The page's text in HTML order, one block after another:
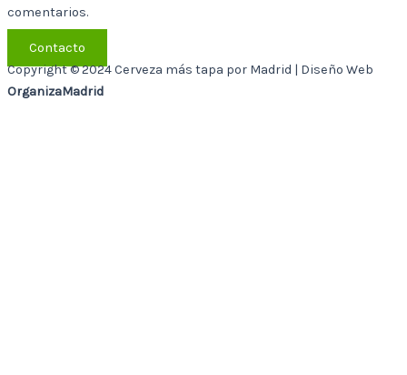
comentarios.
Contacto
Copyright © 2024 Cerveza más tapa por Madrid | Diseño Web
OrganizaMadrid